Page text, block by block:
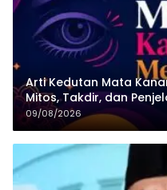
Arti Kedutan Mata
Mitos, Takdir, dan
09/08/2026